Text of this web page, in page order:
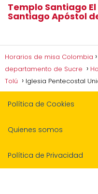
Templo Santiago
Santiago Apóstol
Horarios de misa Colombia
departamento de Sucre
Tolú
Iglesia Pentecostal
Política de Cookies
Quienes somos
Política de Privacidad